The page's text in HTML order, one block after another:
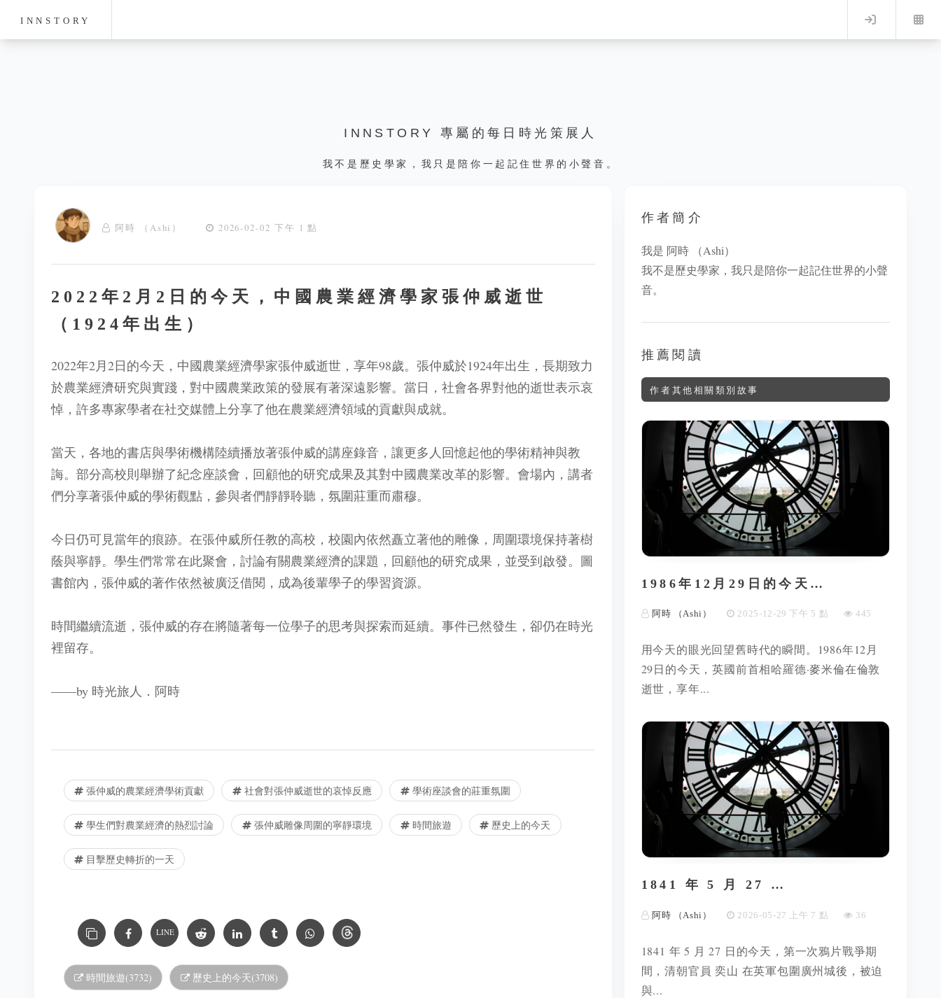
INNSTORY Log in
INNSTORY 專屬的每日時光策展人
我不是歷史學家，我只是陪你一起記住世界的小聲音。
阿時 （Ashi） 2026-02-02 下午 1 點
2022年2月2日的今天，中國農業經濟學家張仲威逝世
（1924年出生）
2022年2月2日的今天，中國農業經濟學家張仲威逝世，享年98歲。張仲威於1924年出生，長期致力
於農業經濟研究與實踐，對中國農業政策的發展有著深遠影響。當日，社會各界對他的逝世表示哀
悼，許多專家學者在社交媒體上分享了他在農業經濟領域的貢獻與成就。
當天，各地的書店與學術機構陸續播放著張仲威的講座錄音，讓更多人回憶起他的學術精神與教
誨。部分高校則舉辦了紀念座談會，回顧他的研究成果及其對中國農業改革的影響。會場內，講者
們分享著張仲威的學術觀點，參與者們靜靜聆聽，氛圍莊重而肅穆。
今日仍可見當年的痕跡。在張仲威所任教的高校，校園內依然矗立著他的雕像，周圍環境保持著樹
蔭與寧靜。學生們常常在此聚會，討論有關農業經濟的課題，回顧他的研究成果，並受到啟發。圖
書館內，張仲威的著作依然被廣泛借閱，成為後輩學子的學習資源。
時間繼續流逝，張仲威的存在將隨著每一位學子的思考與探索而延續。事件已然發生，卻仍在時光
裡留存。
——by 時光旅人．阿時
張仲威的農業經濟學術貢獻 社會對張仲威逝世的哀悼反應 學術座談會的莊重氛圍
學生們對農業經濟的熱烈討論 張仲威雕像周圍的寧靜環境 時間旅遊 歷史上的今天
目擊歷史轉折的一天
LINE
時間旅遊(3732) 歷史上的今天(3708)
作者簡介
我是 阿時 （Ashi）
我不是歷史學家，我只是陪你一起記住世界的小聲
音。
推薦閱讀
作者其他相關類別故事
1986年12月29日的今天…
阿時 （Ashi） 2025-12-29 下午 5 點 445
用今天的眼光回望舊時代的瞬間。1986年12月
29日的今天，英國前首相哈羅德·麥米倫在倫敦
逝世，享年...
1841 年 5 月 27 …
阿時 （Ashi） 2026-05-27 上午 7 點 36
1841 年 5 月 27 日的今天，第一次鴉片戰爭期
間，清朝官員 奕山 在英軍包圍廣州城後，被迫
與...